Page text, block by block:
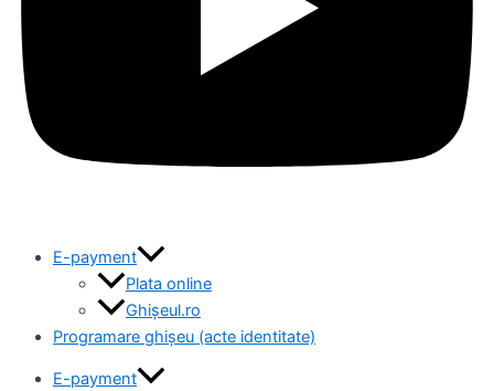
E-payment
Plata online
Ghișeul.ro
Programare ghișeu (acte identitate)
E-payment